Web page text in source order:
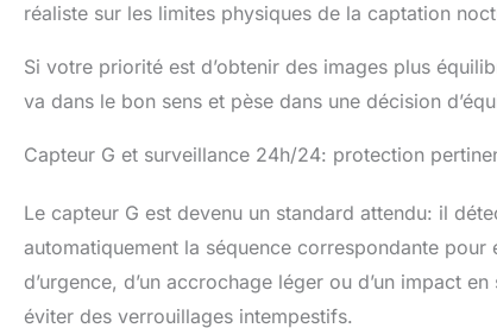
réaliste sur les limites physiques de la captation
Si votre priorité est d’obtenir des images plus
va dans le bon sens et pèse dans une décision
Capteur G et surveillance 24h/24: protection
Le capteur G est devenu un standard attendu: il
automatiquement la séquence correspondante pour
d’urgence, d’un accrochage léger ou d’un impact
éviter des verrouillages intempestifs.